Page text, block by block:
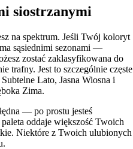
siostrzanymi
na spektrum. Jeśli Twój koloryt
sąsiednimi sezonami —
zostać zaklasyfikowana do
trafny. Jest to szczególnie częste
Lato, Jasna Wiosna i
Zima.
— po prostu jesteś
oddaje większość Twoich
Niektóre z Twoich ulubionych